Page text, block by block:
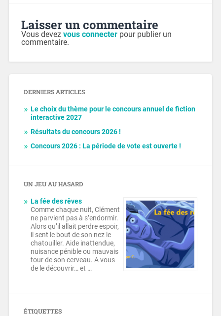
Laisser un commentaire
Vous devez vous connecterpour publier un
commentaire.
DERNIERS ARTICLES
Le choix du thème pour le concours annuel de fiction
interactive 2027
Résultats du concours 2026 !
Concours 2026 : La période de vote est ouverte !
UN JEU AU HASARD
La fée des rêves
Comme chaque nuit, Clément
ne parvient pas à s’endormir.
Alors qu’il allait perdre espoir,
il sent le bout de son nez le
chatouiller. Aide inattendue,
nuisance pénible ou mauvais
tour de son cerveau. A vous
de le découvrir… et …
ÉTIQUETTES